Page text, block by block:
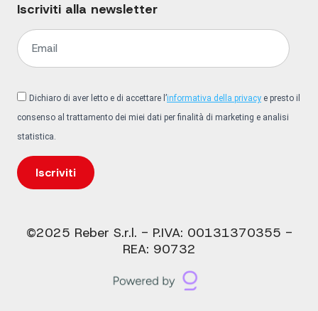
Iscriviti alla newsletter
Dichiaro di aver letto e di accettare l’informativa della privacy e presto il
consenso al trattamento dei miei dati per finalità di marketing e analisi
statistica.
Iscriviti
©2025 Reber S.r.l. - P.IVA: 00131370355 -
REA: 90732